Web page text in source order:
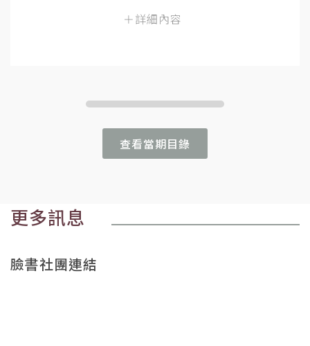
＋詳細內容
查看當期目錄
更多訊息
臉書社團連結